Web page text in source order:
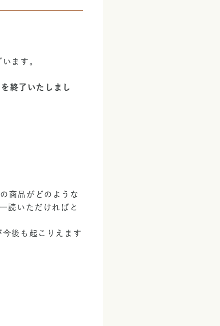
ます。
終了いたしまし
商品がどのような
読いただければと
後も起こりえます